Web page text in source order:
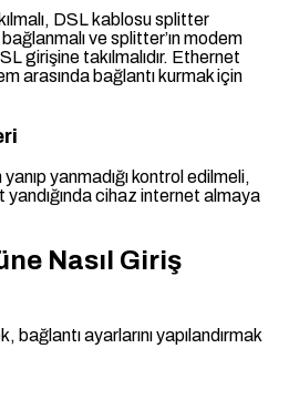
DSL kablosu splitter
ve splitter’ın modem
girişine takılmalıdır. Ethernet
arasında bağlantı kurmak için
yanmadığı kontrol edilmeli,
yandığında cihaz internet almaya
Nasıl Giriş
ayarlarını yapılandırmak